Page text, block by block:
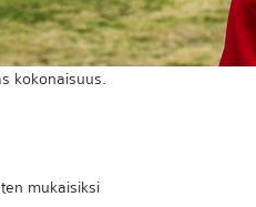
kokonaisuus.
mukaisiksi